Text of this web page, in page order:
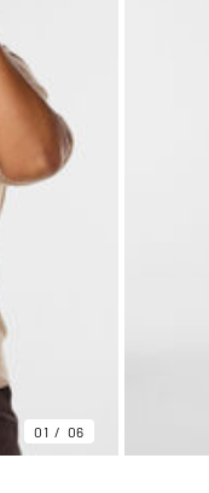
01 06